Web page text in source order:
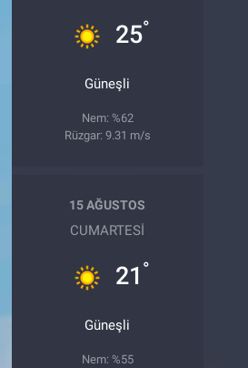
25°
Güneşli
Nem: %62
Rüzgar: 9.31 m/s
15 AĞUSTOS
CUMARTESI
21 °
Güneşli
Nem: %55